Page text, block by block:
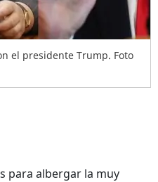
el presidente Trump. Foto
para albergar la muy